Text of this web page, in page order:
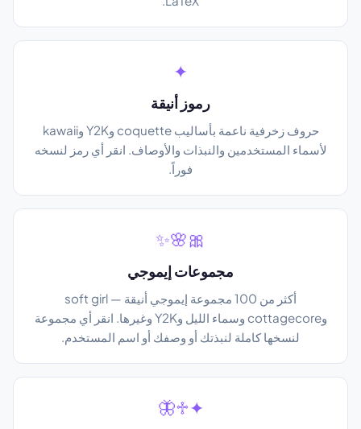
✦
رموز أنيقة
حروف زخرفية ناعمة بأساليب coquette وY2K وkawaii
لأسماء المستخدمين والنبذات والأوصاف. انقر أي رمز لنسخه
فوراً.
🎀🌸✨
مجموعات إيموجي
أكثر من 100 مجموعة إيموجي أنيقة — soft girl
وcottagecore وسماء الليل وY2K وغيرها. انقر أي مجموعة
لنسخها كاملة لنبذتك أو وصفك أو اسم المستخدم.
✦♱🦋